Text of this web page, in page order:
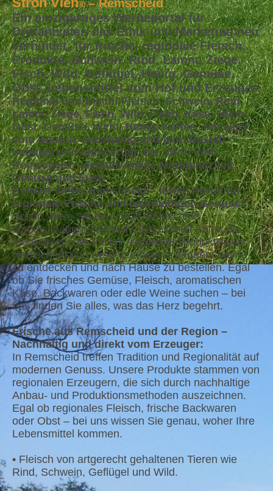
®– Remscheid
Ein einzigartiges Werbeportal für
Drittanbieter, das Ethik und Marketing neu
verbindet, für frische, regionale Fleisch,
Produkte, Schwein, Rind, Lamm, Ziege,
Fisch, Wild, Geflügel, Honig, Gemüse,
Obst, Lebensmittel vom Hof und Erzeuger!
Regional und frisch! Fleisch, Schwein, Rind,
Lamm, Ziege, Fisch, Wild, Fisch, Käse, Milch,
Obst, Gemüse, Wein, Honig, Kaffee, Tee alles
vom Bauern, nachhaltig und fein! Bestell
bequem und ohne Frust, bei Stroh Vieh
Remscheid – deinem online Marktplatz mit
Genuss und Lust!
STROH VIEH®Remscheid – Ihrem Portal für
regionale Frische und nachhaltigen Genuss!
Schön, dass Sie bei uns in Remscheid
vorbeischauen! STROH VIEH®bietet Ihnen die
Möglichkeit, die Vielfalt regionaler Produkte aus
Remscheid und Umgebung ganz bequem online
zu entdecken und nach Hause zu bestellen. Egal
ob Sie frisches Gemüse, Fleisch, aromatischen
Käse, Backwaren oder edle Weine suchen – bei
uns finden Sie alles, was das Herz begehrt.
Frische aus Remscheid und der Region –
Nachhaltig und direkt vom Erzeuger:
In Remscheid treffen Tradition und Regionalität auf
modernen Genuss. Unsere Produkte stammen von
regionalen Erzeugern, die sich durch nachhaltige
Anbau- und Produktionsmethoden auszeichnen.
Egal ob regionales Fleisch, frische Backwaren
oder Obst – bei uns wissen Sie genau, woher Ihre
Lebensmittel kommen.
• Fleisch von artgerecht gehaltenen Tieren wie
Rind, Schwein, Geflügel und Wild.